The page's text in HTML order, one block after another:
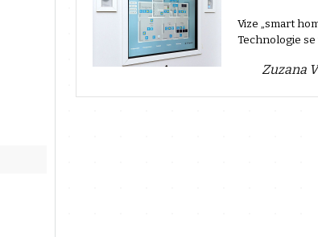
Vize „smart
Technologie se
Zuzana